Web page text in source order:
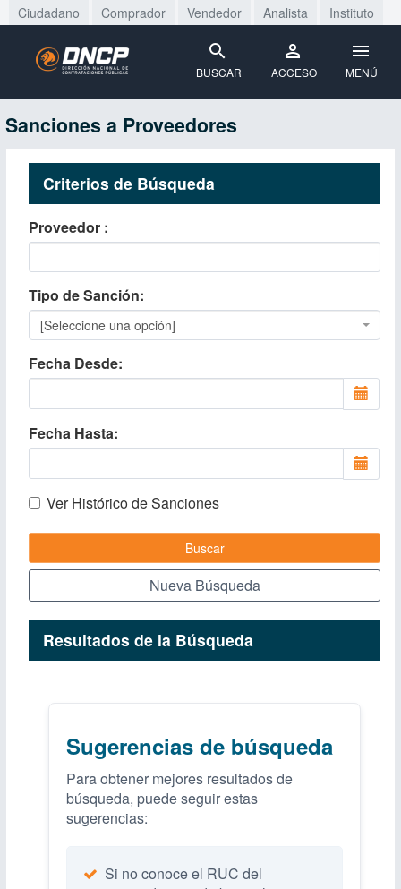
Ciudadano Comprador Vendedor Analista Instituto
BUSCAR ACCESO MENÚ
Sanciones a Proveedores
Criterios de Búsqueda
Proveedor
Tipo de Sanción
[Seleccione una opción]
Fecha Desde
Fecha Hasta
Ver Histórico de Sanciones
Buscar
Nueva Búsqueda
Resultados de la Búsqueda
Sugerencias de búsqueda
Para obtener mejores resultados de
búsqueda, puede seguir estas
sugerencias:
Si no conoce el RUC del